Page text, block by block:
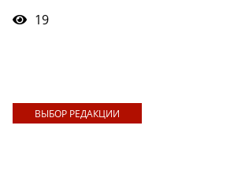
19
ВЫБОР РЕДАКЦИИ